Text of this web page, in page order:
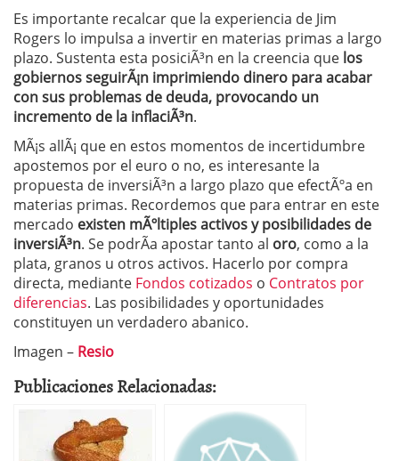
Es importante recalcar que la experiencia de Jim
Rogers lo impulsa a invertir en materias primas a largo
plazo. Sustenta esta posiciÃ³n en la creencia que los
gobiernos seguirÃ¡n imprimiendo dinero para acabar
con sus problemas de deuda, provocando un
incremento de la inflaciÃ³n.
MÃ¡s allÃ¡ que en estos momentos de incertidumbre
apostemos por el euro o no, es interesante la
propuesta de inversiÃ³n a largo plazo que efectÃºa en
materias primas. Recordemos que para entrar en este
mercado existen mÃºltiples activos y posibilidades de
inversiÃ³n. Se podrÃ­a apostar tanto al oro, como a la
plata, granos u otros activos. Hacerlo por compra
directa, mediante Fondos cotizados o Contratos por
diferencias. Las posibilidades y oportunidades
constituyen un verdadero abanico.
Imagen – Resio
Publicaciones Relacionadas: